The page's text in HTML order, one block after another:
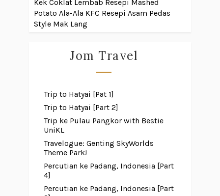
Kek Coklat Lembab Resepi Mashed
Potato Ala-Ala KFC Resepi Asam Pedas
Style Mak Lang
Jom Travel
Trip to Hatyai [Pat 1]
Trip to Hatyai [Part 2]
Trip ke Pulau Pangkor with Bestie
UniKL
Travelogue: Genting SkyWorlds
Theme Park!
Percutian ke Padang, Indonesia [Part
4]
Percutian ke Padang, Indonesia [Part